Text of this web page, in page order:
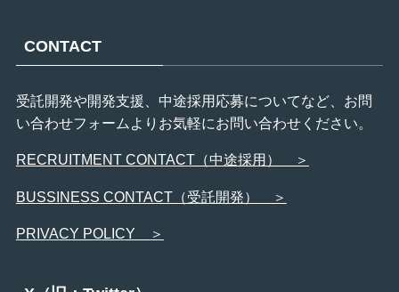
CONTACT
受託開発や開発支援、中途採用応募についてなど、お問
い合わせフォームよりお気軽にお問い合わせください。
RECRUITMENT CONTACT（中途採用） ＞
BUSSINESS CONTACT（受託開発） ＞
PRIVACY POLICY ＞